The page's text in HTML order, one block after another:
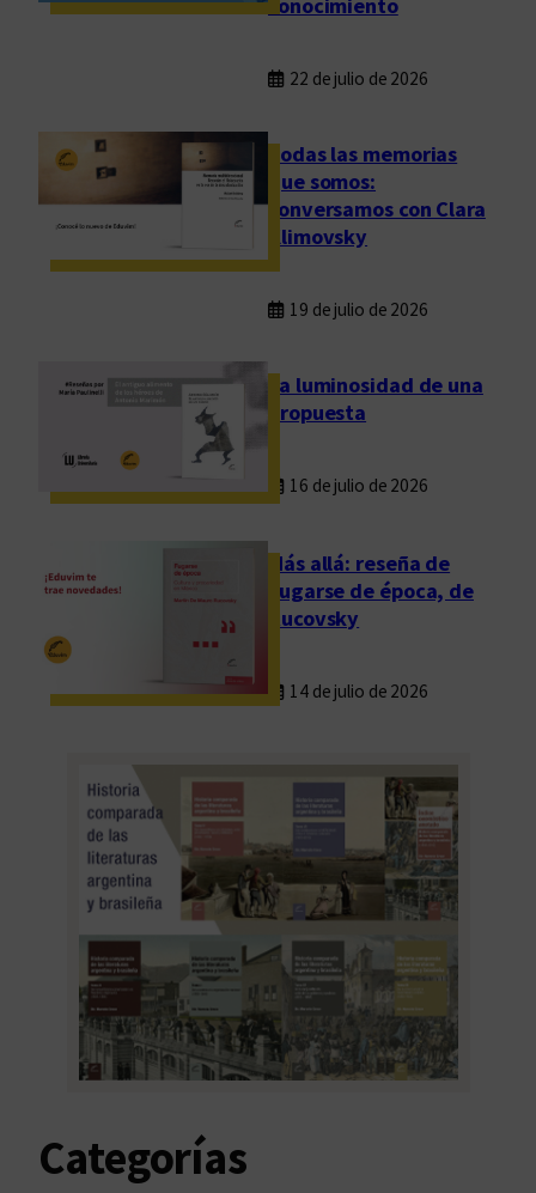
22 de julio de 2026
Todas las memorias
que somos:
conversamos con Clara
Klimovsky
19 de julio de 2026
La luminosidad de una
propuesta
16 de julio de 2026
Más allá: reseña de
Fugarse de época, de
Rucovsky
14 de julio de 2026
Categorías